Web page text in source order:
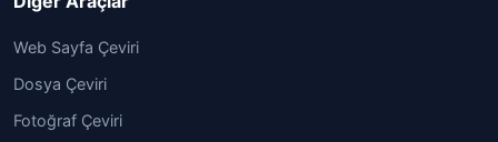
Web Sayfa Çeviri
Dosya Çeviri
Fotoğraf Çeviri